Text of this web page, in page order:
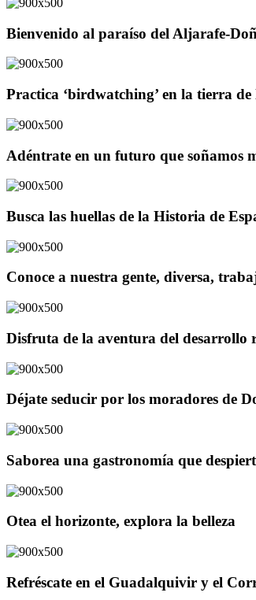
Bienvenido al paraíso del Aljarafe-
Practica ‘birdwatching’ en la tierra de
Adéntrate en un futuro que soñamos
Busca las huellas de la Historia de
Conoce a nuestra gente, diversa,
Disfruta de la aventura del desarrollo
Déjate seducir por los moradores de
Saborea una gastronomía que
Otea el horizonte, explora la belleza
Refréscate en el Guadalquivir y el